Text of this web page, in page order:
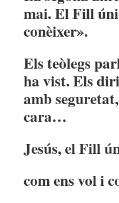
mai. El Fill
conèixer».
Els teòlegs
ha vist. Els
amb
cara…
Jesús, el Fill
com ens vol i